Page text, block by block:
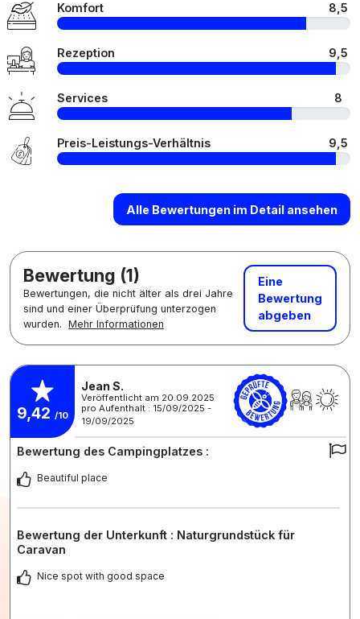
Komfort 8,5
Rezeption 9,5
Services 8
Preis-Leistungs-Verhältnis 9,5
Alle Bewertungen im Detail ansehen
Bewertung (1)
Bewertungen, die nicht älter als drei Jahre
sind und einer Überprüfung unterzogen
wurden. Mehr Informationen
Eine
Bewertung
abgeben
9,42 /10
Jean S.
Veröffentlicht am 20.09.2025
pro Aufenthalt : 15/09/2025 -
19/09/2025
Bewertung des Campingplatzes :
Beautiful place
Bewertung der Unterkunft : Naturgrundstück für
Caravan
Nice spot with good space